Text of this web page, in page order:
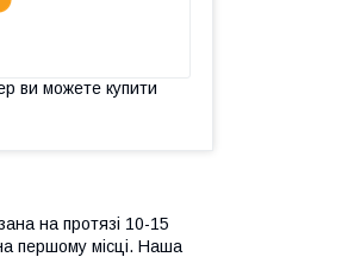
ви можете купити
на протязі 10-15
першому місці. Наша